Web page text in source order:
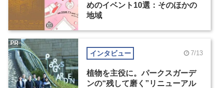
めのイベント10選：そのほかの
地域
インタビュー 7/13
植物を主役に。パークスガーデ
ンの“残して磨く”リニューアル
PR